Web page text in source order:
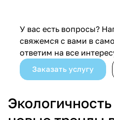
У вас есть вопросы?
свяжемся с вами в
ответим на все
Заказать услугу